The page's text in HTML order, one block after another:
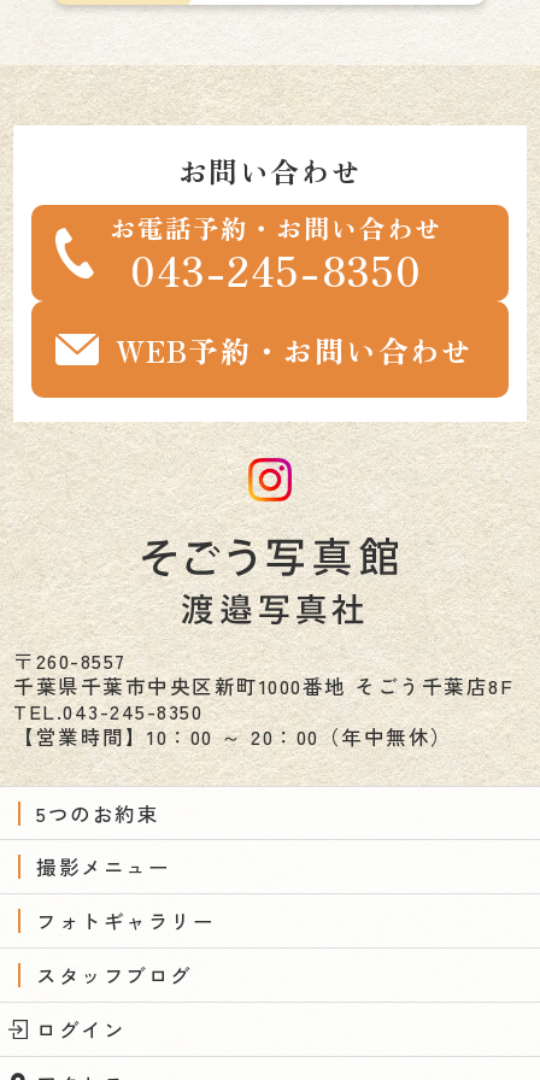
5つのお約束
撮影メニュー
フォトギャラリー
スタッフブログ
ログイン
お問い合わせ
お電話予約・お問い合わせ
043-245-8350
WEB予約・お問い合わせ
〒260-8557
千葉県千葉市中央区新町1000番地 そごう千葉店8F
TEL.043-245-8350
【営業時間】10：00 ～ 20：00（年中無休）